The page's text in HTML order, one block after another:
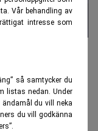
Vår behandling av
intresse som
så samtycker du
listas nedan. Under
ändamål du vill neka
du vill godkänna
"Mycket kvar